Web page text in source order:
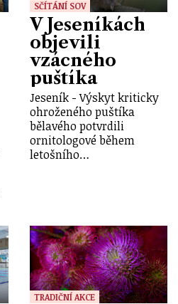
SČÍTÁNÍ SOV
V Jeseníkách
objevili
vzácného
puštíka
Jeseník - Výskyt kriticky
ohroženého puštíka
bělavého potvrdili
ornitologové během
letošního…
TRADIČNÍ AKCE